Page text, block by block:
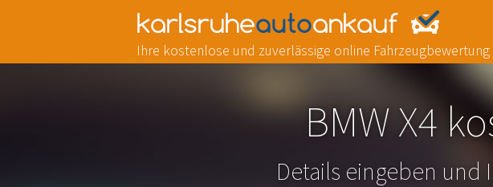
Ihre kostenlose und zuverlässige online Fahrzeugbewertung
BMW X4
Details eingeben und